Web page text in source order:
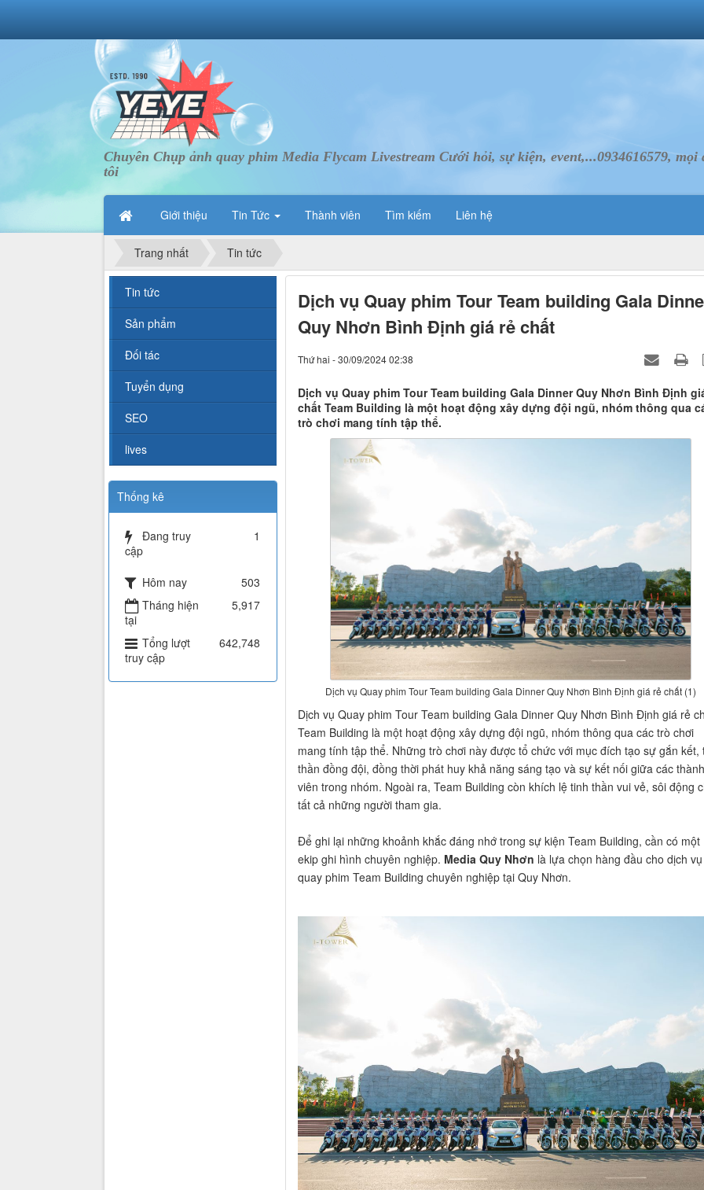
Chuyên Chụp ảnh quay phim Media Flycam Livestream Cưới hỏi, sự kiện, event,...0934616579,
tôi
Giới thiệu Tin Tức Thành viên Tìm kiếm Liên hệ
Trang nhất Tin tức
Dịch vụ Quay phim Tour Team building Gala
Quy Nhơn Bình Định giá rẻ chất
Thứ hai - 30/09/2024 02:38
Dịch vụ Quay phim Tour Team building Gala Dinner Quy Nhơn Bình Định
chất Team Building là một hoạt động xây dựng đội ngũ, nhóm thông qua
trò chơi mang tính tập thể.
Dịch vụ Quay phim Tour Team building Gala Dinner Quy Nhơn Bình Định giá rẻ chất (1)
Dịch vụ Quay phim Tour Team building Gala Dinner Quy Nhơn Bình Định giá rẻ
Team Building là một hoạt động xây dựng đội ngũ, nhóm thông qua các trò chơi
mang tính tập thể. Những trò chơi này được tổ chức với mục đích tạo sự gắn kết,
thần đồng đội, đồng thời phát huy khả năng sáng tạo và sự kết nối giữa các thành
viên trong nhóm. Ngoài ra, Team Building còn khích lệ tinh thần vui vẻ, sôi động
tất cả những người tham gia.
Để ghi lại những khoảnh khắc đáng nhớ trong sự kiện Team Building, cần có một
ekip ghi hình chuyên nghiệp. Media Quy Nhơn là lựa chọn hàng đầu cho dịch vụ
quay phim Team Building chuyên nghiệp tại Quy Nhơn.
Tin tức
Sản phẩm
Đối tác
Tuyển dụng
SEO
lives
Thống kê
Đang truy
cập
1
Hôm nay
503
Tháng hiện
tại
5,917
Tổng lượt
truy cập
642,748